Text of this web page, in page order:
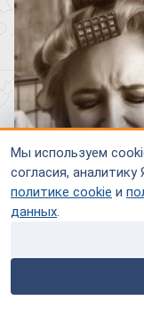
Мы используем
согласия,
политике cookie и
данных.
home
Понятие